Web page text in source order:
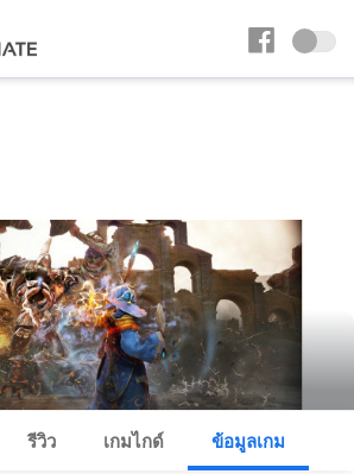
รีวิว เกมไกด์ ข้อมูลเกม